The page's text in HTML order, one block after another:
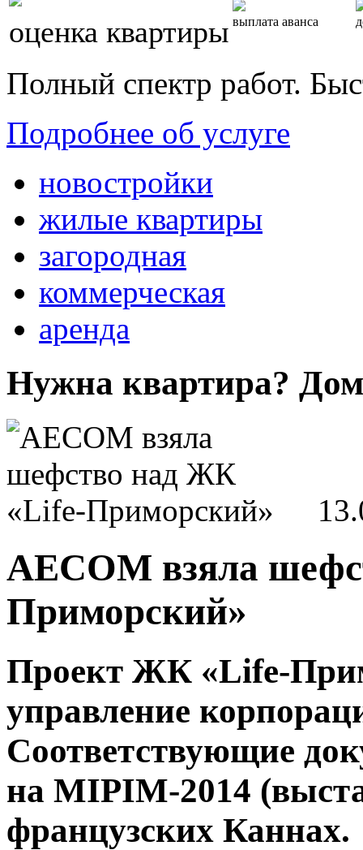
оценка квартиры выплата аванса
Полный спектр работ.
Подробнее об услуге
новостройки
жилые квартиры
загородная
коммерческая
аренда
Нужна квартира?
AECOM взяла
Приморский»
Проект ЖК «Life-
управление
Соответствующие
на MIPIM-2014
французских Каннах.